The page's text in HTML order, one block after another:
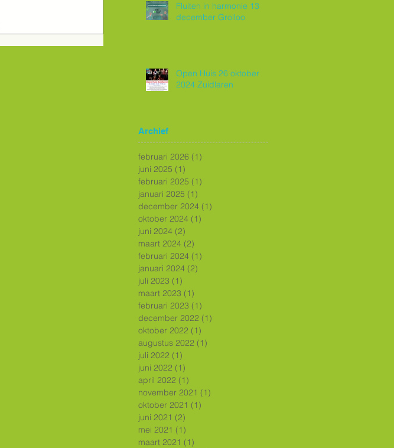
Fluiten in harmonie 13
december Grolloo
Open Huis 26 oktober
2024 Zuidlaren
Archief
februari 2026 (1)
juni 2025 (1)
februari 2025 (1)
januari 2025 (1)
december 2024 (1)
oktober 2024 (1)
juni 2024 (2)
maart 2024 (2)
februari 2024 (1)
januari 2024 (2)
juli 2023 (1)
maart 2023 (1)
februari 2023 (1)
december 2022 (1)
oktober 2022 (1)
augustus 2022 (1)
juli 2022 (1)
juni 2022 (1)
april 2022 (1)
november 2021 (1)
oktober 2021 (1)
juni 2021 (2)
mei 2021 (1)
maart 2021 (1)